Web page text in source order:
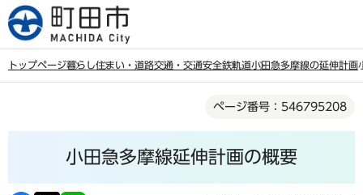
こ
の
トップページ暮らし住まい・道路交通・交通安全鉄軌道小田急多摩線の延伸計画
ページ番号：546795208
小田急多摩線延伸計画の概要